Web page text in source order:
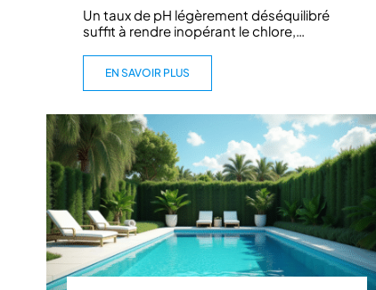
Un taux de pH légèrement déséquilibré
suffit à rendre inopérant le chlore,…
EN SAVOIR PLUS